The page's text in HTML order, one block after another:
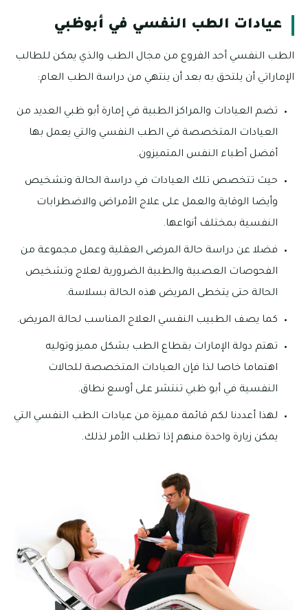
عيادات الطب النفسي في أبوظبي
الطب النفسي أحد الفروع من مجال الطب والذي يمكن للطالب
الإماراتي أن يلتحق به بعد أن ينتهي من دراسة الطب العام:
تضم العيادات والمراكز الطبية في إمارة أبو ظبي العديد من
العيادات المتخصصة في الطب النفسي والتي يعمل بها
أفضل أطباء النفس المتميزون.
حيث تتخصص تلك العيادات في دراسة الحالة وتشخيص
وأيضا الوقاية والعمل على علاج الأمراض والاضطرابات
النفسية بمختلف أنواعها.
فضلا عن دراسة حالة المرضى العقلية وعمل مجموعة من
الفحوصات العصبية والطبية الضرورية لعلاج وتشخيص
الحالة حتى يتخطى المريض هذه الحالة بسلاسة.
كما يصف الطبيب النفسي العلاج المناسب لحالة المريض.
تهتم دولة الإمارات بقطاع الطب بشكل مميز وتوليه
اهتماما خاصا لذا فإن العيادات المتخصصة للحالات
النفسية في أبو ظبي تنتشر على أوسع نطاق.
لهذا أعددنا لكم قائمة مميزة من عيادات الطب النفسي التي
يمكن زيارة واحدة منهم إذا تطلب الأمر لذلك.